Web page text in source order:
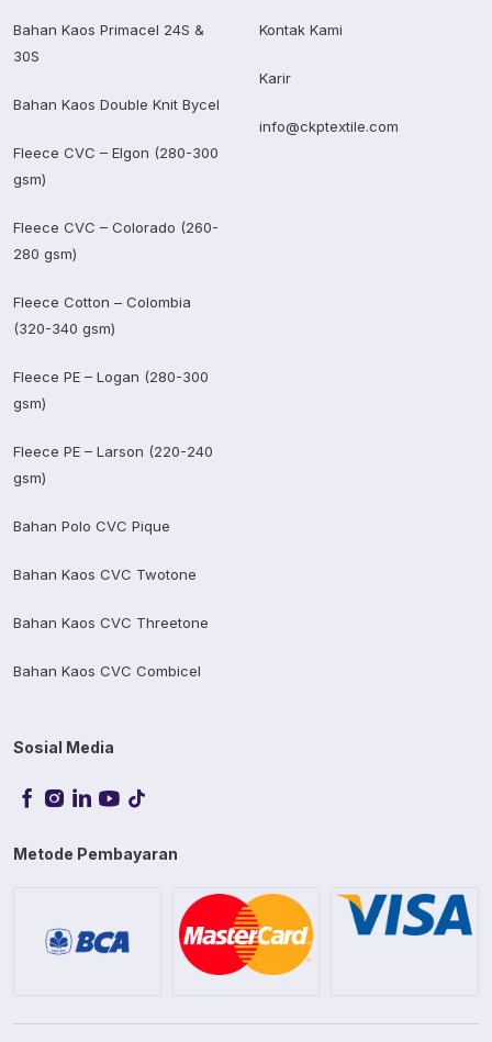
Bahan Kaos Primacel 24S &
30S
Bahan Kaos Double Knit Bycel
Fleece CVC – Elgon (280-300
gsm)
Fleece CVC – Colorado (260-
280 gsm)
Fleece Cotton – Colombia
(320-340 gsm)
Fleece PE – Logan (280-300
gsm)
Fleece PE – Larson (220-240
gsm)
Bahan Polo CVC Pique
Bahan Kaos CVC Twotone
Bahan Kaos CVC Threetone
Bahan Kaos CVC Combicel
Kontak Kami
Karir
info@ckptextile.com
Sosial Media
Metode Pembayaran